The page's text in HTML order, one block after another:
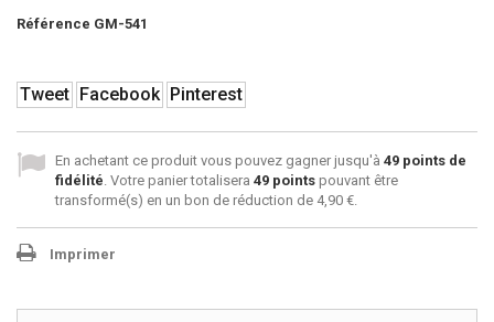
Référence GM-541
Tweet Facebook Pinterest
En achetant ce produit vous pouvez gagner jusqu'à 49 points de
fidélité. Votre panier totalisera 49 points pouvant être
transformé(s) en un bon de réduction de 4,90 €.
Imprimer